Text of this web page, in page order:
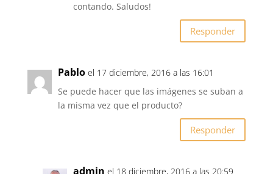
contando. Saludos!
Responder
Pablo el 17 diciembre, 2016 a las 16:01
Se puede hacer que las imágenes se suban a
la misma vez que el producto?
Responder
admin el 18 diciembre, 2016 a las 20:59